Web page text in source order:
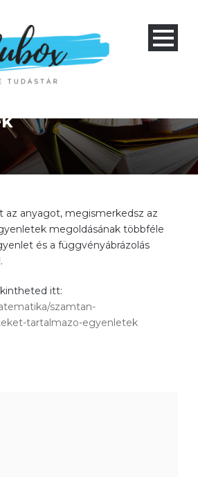
és nyolcéves gimnázium 5-8
az anyagot, megismerkedsz az
megoldásának többféle
és a függvényábrázolás
itt:
szamtan-
tartalmazo-egyenletek